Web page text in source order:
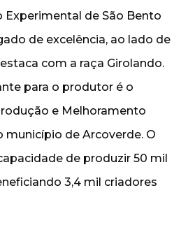
Experimental de São Bento
de excelência, ao lado de
com a raça Girolando.
para o produtor é o
e Melhoramento
município de Arcoverde. O
de produzir 50 mil
3,4 mil criadores